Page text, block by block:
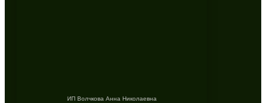
ИП Волчкова Анна Николаевна